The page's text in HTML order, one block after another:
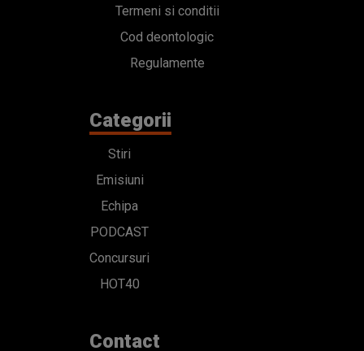
Termeni si conditii
Cod deontologic
Regulamente
Categorii
Stiri
Emisiuni
Echipa
PODCAST
Concursuri
HOT40
Contact